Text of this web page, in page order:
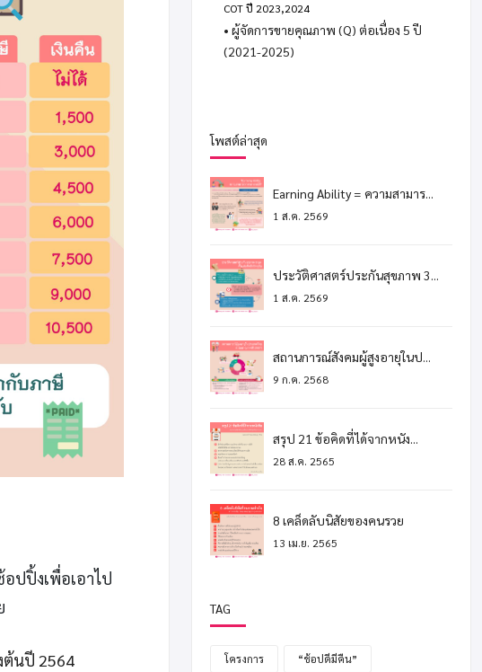
ปปิ้งเพื่อเอาไป
นปี 2564
COT ปี 2023,2024
• ผู้จัดการขายคุณภาพ (Q) ต่อเนื่อง 5 ปี
(2021-2025)
โพสต์ล่าสุด
Earning Ability = ความสามาร...
1 ส.ค. 2569
ประวัติศาสตร์ประกันสุขภาพ 3...
1 ส.ค. 2569
สถานการณ์สังคมผู้สูงอายุในป...
9 ก.ค. 2568
สรุป 21 ข้อคิดที่ได้จากหนัง...
28 ส.ค. 2565
8 เคล็ดลับนิสัยของคนรวย
13 เม.ย. 2565
TAG
โครงการ “ช้อปดีมีคืน”